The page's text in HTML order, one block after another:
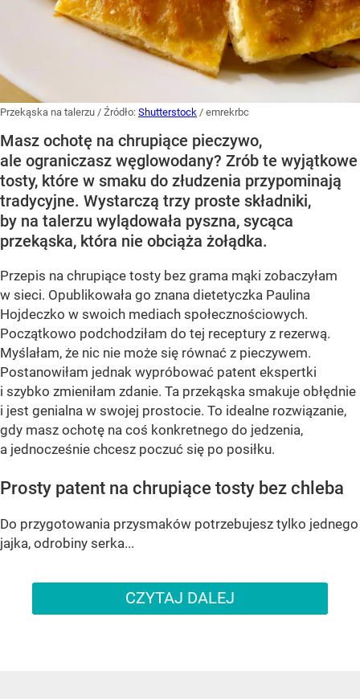
Przekąska na talerzu / Źródło: Shutterstock / emrekrbc
Masz ochotę na chrupiące pieczywo,
ale ograniczasz węglowodany? Zrób te wyjątkowe
tosty, które w smaku do złudzenia przypominają
tradycyjne. Wystarczą trzy proste składniki,
by na talerzu wylądowała pyszna, sycąca
przekąska, która nie obciąża żołądka.
Przepis na chrupiące tosty bez grama mąki zobaczyłam
w sieci. Opublikowała go znana dietetyczka Paulina
Hojdeczko w swoich mediach społecznościowych.
Początkowo podchodziłam do tej receptury z rezerwą.
Myślałam, że nic nie może się równać z pieczywem.
Postanowiłam jednak wypróbować patent ekspertki
i szybko zmieniłam zdanie. Ta przekąska smakuje obłędnie
i jest genialna w swojej prostocie. To idealne rozwiązanie,
gdy masz ochotę na coś konkretnego do jedzenia,
a jednocześnie chcesz poczuć się po posiłku.
Prosty patent na chrupiące tosty bez chleba
Do przygotowania przysmaków potrzebujesz tylko jednego
jajka, odrobiny serka...
CZYTAJ DALEJ